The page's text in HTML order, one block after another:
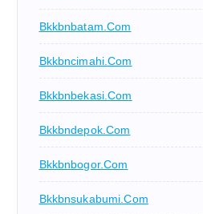
Bkkbnbatam.com
Bkkbncimahi.com
Bkkbnbekasi.com
Bkkbndepok.com
Bkkbnbogor.com
Bkkbnsukabumi.com